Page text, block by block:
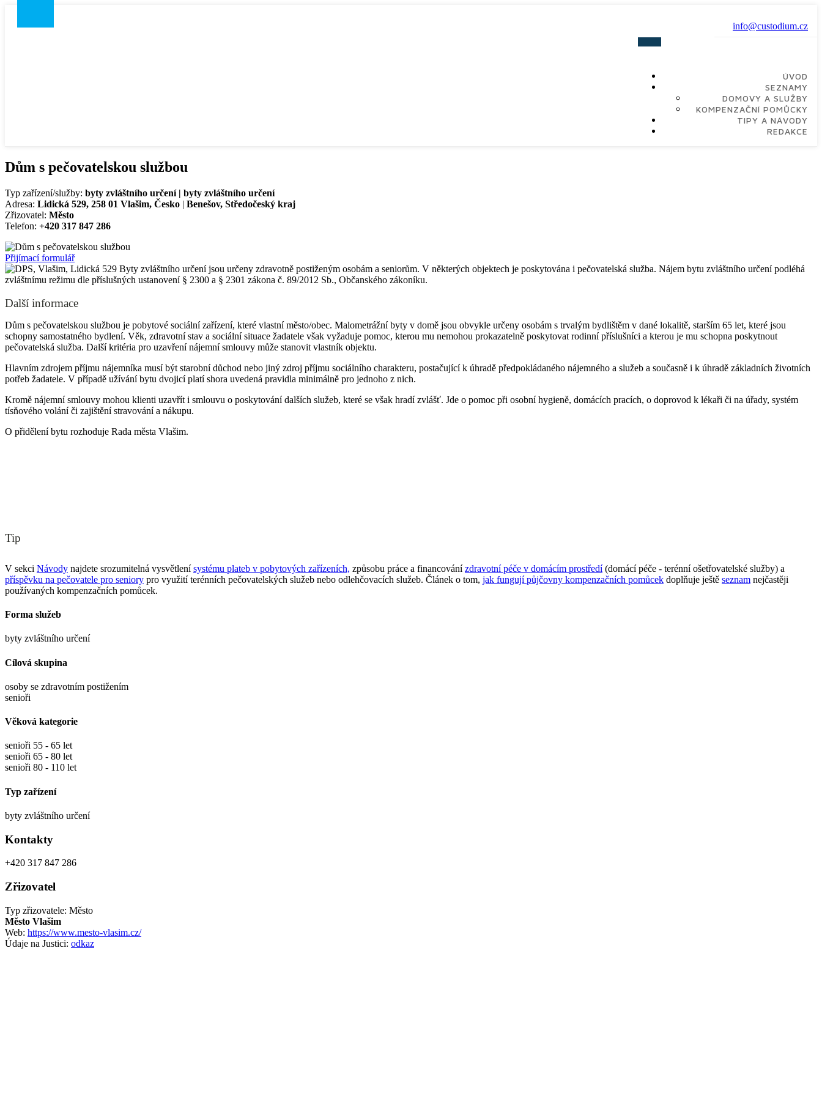
info@custodium.cz
ÚVOD
SEZNAMY
DOMOVY A SLUŽBY
KOMPENZAČNÍ POMŮCKY
TIPY A NÁVODY
REDAKCE
Dům s pečovatelskou službou
Typ zařízení/služby: byty zvláštního určení | byty zvláštního určení
Adresa: Lidická 529, 258 01 Vlašim, Česko | Benešov, Středočeský kraj
Zřizovatel: Město
Telefon: +420 317 847 286
Přijímací formulář
Byty zvláštního určení jsou určeny zdravotně postiženým osobám a seniorům. V některých objektech je poskytována i pečovatelská služba. Nájem bytu zvláštního určení podléhá
zvláštnímu režimu dle příslušných ustanovení § 2300 a § 2301 zákona č. 89/2012 Sb., Občanského zákoníku.
Další informace
Dům s pečovatelskou službou je pobytové sociální zařízení, které vlastní město/obec. Malometrážní byty v domě jsou obvykle určeny osobám s trvalým bydlištěm v dané lokalitě, starším 65 let, které jsou
schopny samostatného bydlení. Věk, zdravotní stav a sociální situace žadatele však vyžaduje pomoc, kterou mu nemohou prokazatelně poskytovat rodinní příslušníci a kterou je mu schopna poskytnout
pečovatelská služba. Další kritéria pro uzavření nájemní smlouvy může stanovit vlastník objektu.
Hlavním zdrojem příjmu nájemníka musí být starobní důchod nebo jiný zdroj příjmu sociálního charakteru, postačující k úhradě předpokládaného nájemného a služeb a současně i k úhradě základních životních
potřeb žadatele. V případě užívání bytu dvojicí platí shora uvedená pravidla minimálně pro jednoho z nich.
Kromě nájemní smlouvy mohou klienti uzavřít i smlouvu o poskytování dalších služeb, které se však hradí zvlášť. Jde o pomoc při osobní hygieně, domácích pracích, o doprovod k lékaři či na úřady, systém
tísňového volání či zajištění stravování a nákupu.
O přidělení bytu rozhoduje Rada města Vlašim.
Tip
V sekci Návody najdete srozumitelná vysvětlenísystému plateb v pobytových zařízeních, způsobu práce a financovánízdravotní péče v domácím prostředí(domácí péče - terénní ošetřovatelské služby) a
příspěvku na pečovatele pro seniory pro využití terénních pečovatelských služeb nebo odlehčovacích služeb. Článek o tom, jak fungují půjčovny kompenzačních pomůcek doplňuje ještě seznam nejčastěji
používaných kompenzačních pomůcek.
Forma služeb
byty zvláštního určení
Cílová skupina
osoby se zdravotním postižením
senioři
Věková kategorie
senioři 55 - 65 let
senioři 65 - 80 let
senioři 80 - 110 let
Typ zařízení
byty zvláštního určení
Kontakty
+420 317 847 286
Zřizovatel
Typ zřizovatele: Město
Město Vlašim
Web: https://www.mesto-vlasim.cz/
Údaje na Justici: odkaz